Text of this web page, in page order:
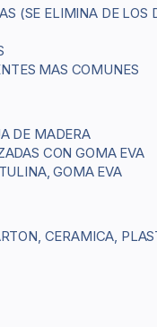
(SE ELIMINA DE LOS
MAS COMUNES
DE MADERA
CON GOMA EVA
GOMA EVA
CERAMICA,